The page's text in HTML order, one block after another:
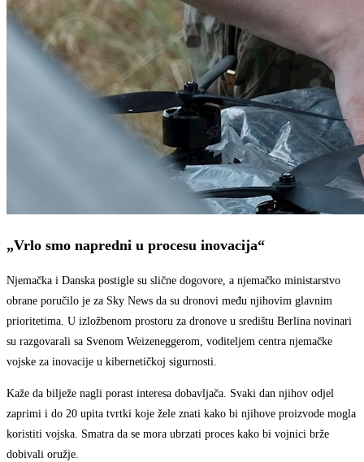
„Vrlo smo napredni u procesu inovacija“
Njemačka i Danska postigle su slične dogovore, a njemačko ministarstvo
obrane poručilo je za Sky News da su dronovi među njihovim glavnim
prioritetima. U izložbenom prostoru za dronove u središtu Berlina novinari
su razgovarali sa Svenom Weizeneggerom, voditeljem centra njemačke
vojske za inovacije u kibernetičkoj sigurnosti.
Kaže da bilježe nagli porast interesa dobavljača. Svaki dan njihov odjel
zaprimi i do 20 upita tvrtki koje žele znati kako bi njihove proizvode mogla
koristiti vojska. Smatra da se mora ubrzati proces kako bi vojnici brže
dobivali oružje.